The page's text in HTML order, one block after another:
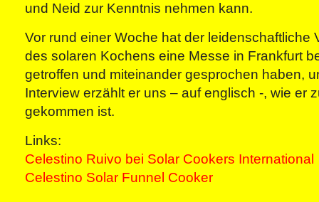
und Neid zur Kenntnis nehmen kann.
Vor rund einer Woche hat der leidenschaftliche
des solaren Kochens eine Messe in Frankfurt
getroffen und miteinander gesprochen haben,
Interview erzählt er uns – auf englisch -, wie er
gekommen ist.
Links:
Celestino Ruivo bei Solar Cookers International
Celestino Solar Funnel Cooker